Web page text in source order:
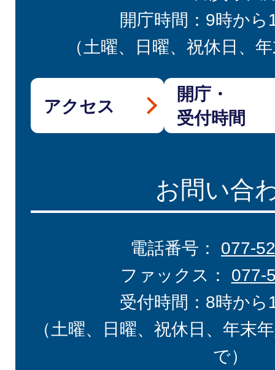
開庁時間：9時から
（土曜、日曜、祝休日、
アクセス
開庁・
受付時間
お問い合
電話番号： 077-
ファックス： 077-
受付時間：8時から
（土曜、日曜、祝休日、年末
で）